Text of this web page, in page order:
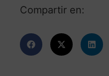
Compartir en: